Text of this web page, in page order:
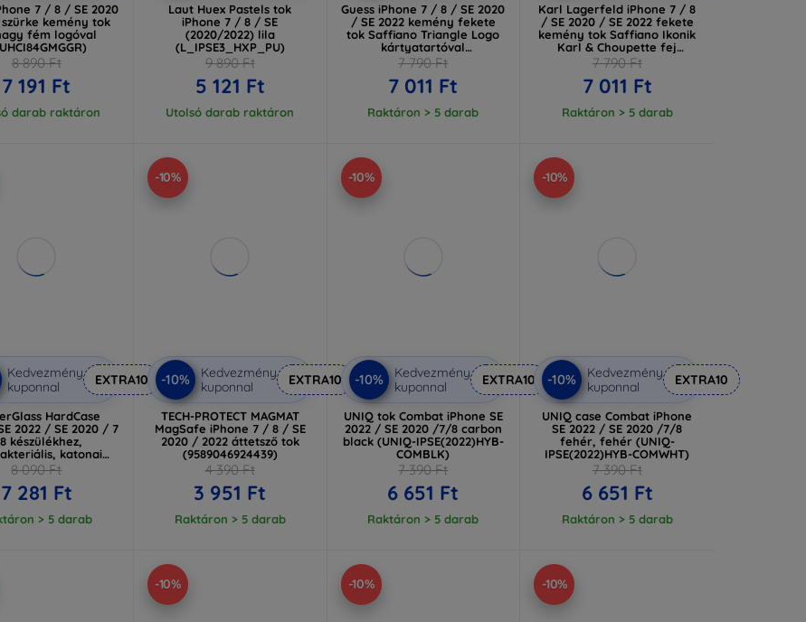
7 / 8 / SE 2020
kemény tok
fém logóval
8 890 Ft
7 191 Ft
darab raktáron
Laut Huex Pastels tok
iPhone 7 / 8 / SE
(2020/2022) lila
(L_IPSE3_HXP_PU)
9 890 Ft
5 121 Ft
Utolsó darab raktáron
Guess iPhone 7 / 8 / SE 2020
/ SE 2022 kemény fekete
tok Saffiano Triangle Logo
kártyatartóval
(GUHCI8PSATPK)
7 790 Ft
7 011 Ft
Raktáron > 5 darab
Karl Lagerfeld iPhone 7 / 8
/ SE 2020 / SE 2022 fekete
kemény tok Saffiano Ikonik
Karl & Choupette fej
mintával
(KLHCI8SAKICKCBK)
7 790 Ft
7 011 Ft
Raktáron > 5 darab
Kedvezmény
kuponnal
EXTRA10
HardCase
2022 / SE 2020 / 7
készülékhez,
katonai
áttetsző
0377 (0377)
8 090 Ft
7 281 Ft
> 5 darab
-10%
-10%
Kedvezmény
kuponnal
EXTRA10
TECH-PROTECT MAGMAT
MagSafe iPhone 7 / 8 / SE
2020 / 2022 áttetsző tok
(9589046924439)
4 390 Ft
3 951 Ft
Raktáron > 5 darab
-10%
-10%
Kedvezmény
kuponnal
EXTRA10
UNIQ tok Combat iPhone SE
2022 / SE 2020 /7/8 carbon
black (UNIQ-IPSE(2022)HYB-
COMBLK)
7 390 Ft
6 651 Ft
Raktáron > 5 darab
-10%
-10%
Kedvezmény
kuponnal
EXTRA10
UNIQ case Combat iPhone
SE 2022 / SE 2020 /7/8
fehér, fehér (UNIQ-
IPSE(2022)HYB-COMWHT)
7 390 Ft
6 651 Ft
Raktáron > 5 darab
-10% -10% -10%